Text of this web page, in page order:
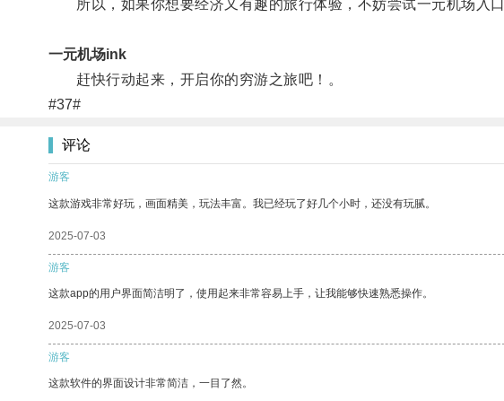
所以，如果你想要经济又有趣的旅行体验，不妨尝试一元机场入口
一元机场ink
赶快行动起来，开启你的穷游之旅吧！。
#37#
评论
游客
这款游戏非常好玩，画面精美，玩法丰富。我已经玩了好几个小时，还没有玩腻。
2025-07-03
游客
这款app的用户界面简洁明了，使用起来非常容易上手，让我能够快速熟悉操作。
2025-07-03
游客
这款软件的界面设计非常简洁，一目了然。